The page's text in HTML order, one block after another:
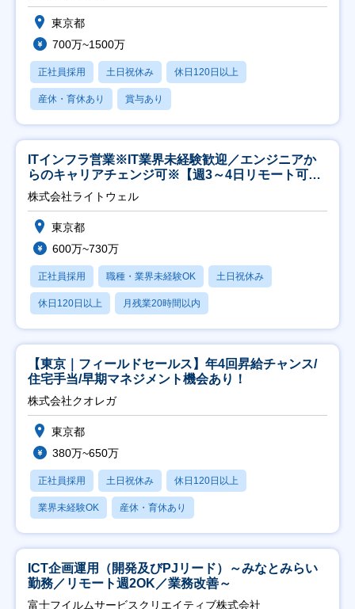
東京都
700万~1500万
正社員採用 土日祝休み 休日120日以上
産休・育休あり 賞与あり
ITインフラ営業※IT業界未経験歓迎／エンジニアか
らのキャリアチェンジ可※【週3～4日リモート可
能】
株式会社ライトウェル
東京都
600万~730万
正社員採用 職種・業界未経験OK 土日祝休み
休日120日以上 月残業20時間以内
【東京｜フィールドセールス】年4回昇給チャンス/
住宅手当/早期マネジメント機会あり！
株式会社クオレガ
東京都
380万~650万
正社員採用 土日祝休み 休日120日以上
業界未経験OK 産休・育休あり
ICT企画運用（開発及びPJリード）～みなとみらい
勤務／リモート週2OK／業務改善～
富士フイルムサービスクリエイティブ株式会社